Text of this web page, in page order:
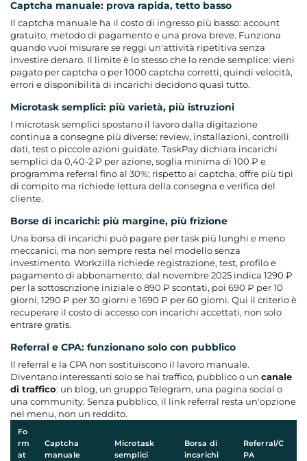
Captcha manuale: prova rapida, tetto basso
Il captcha manuale ha il costo di ingresso più basso: account
gratuito, metodo di pagamento e una prova breve. Funziona
quando vuoi misurare se reggi un'attività ripetitiva senza
investire denaro. Il limite è lo stesso che lo rende semplice: vieni
pagato per captcha o per 1000 captcha corretti, quindi velocità,
errori e disponibilità di incarichi decidono quasi tutto.
Microtask semplici: più varietà, più istruzioni
I microtask semplici spostano il lavoro dalla digitazione
continua a consegne più diverse: review, installazioni, controlli
dati, test o piccole azioni guidate. TaskPay dichiara incarichi
semplici da 0,40-2 ₽ per azione, soglia minima di 100 ₽ e
programma referral fino al 30%; rispetto ai captcha, offre più tipi
di compito ma richiede lettura della consegna e verifica del
cliente.
Borse di incarichi: più margine, più frizione
Una borsa di incarichi può pagare per task più lunghi e meno
meccanici, ma non sempre resta nel modello senza
investimento. Workzilla richiede registrazione, test, profilo e
pagamento di abbonamento; dal novembre 2025 indica 1290 ₽
per la sottoscrizione iniziale o 890 ₽ scontati, poi 690 ₽ per 10
giorni, 1290 ₽ per 30 giorni e 1690 ₽ per 60 giorni. Qui il criterio è
recuperare il costo di accesso con incarichi accettati, non solo
entrare gratis.
Referral e CPA: funzionano solo con pubblico
Il referral e la CPA non sostituiscono il lavoro manuale.
Diventano interessanti solo se hai traffico, pubblico o un canale
di traffico: un blog, un gruppo Telegram, una pagina social o
una community. Senza pubblico, il link referral resta un'opzione
nel menu, non un reddito.
Fo
rm
at
Captcha
manuale
Microtask
semplici
Borsa di
incarichi
Referral/C
PA